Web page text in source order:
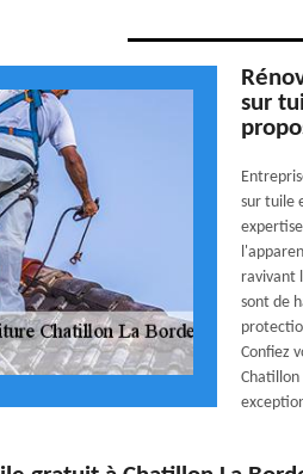
sur
sur tuile
ravivant
sont de
Confiez
Chatillon